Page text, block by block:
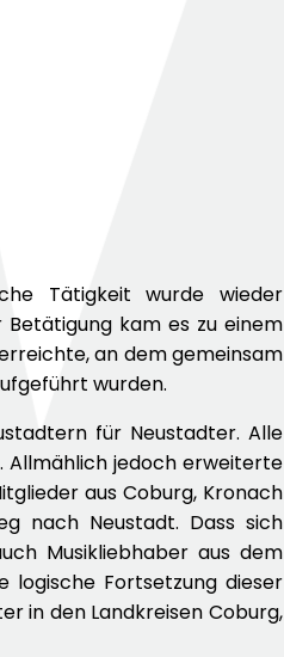
Tätigkeit wurde wieder
kam es zu einem
an dem gemeinsam
wurden.
für Neustadter. Alle
Allmählich jedoch erweiterte
aus Coburg, Kronach
nach Neustadt. Dass sich
Musikliebhaber aus dem
logische Fortsetzung dieser
in den Landkreisen Coburg,